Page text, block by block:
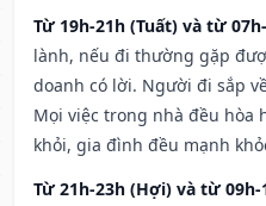
Từ 19h-21h (Tuất) và từ
lành, nếu đi thường gặp
doanh có lời. Người đi sắp
Mọi việc trong nhà đều hòa
khỏi, gia đình đều mạnh
Từ 21h-23h (Hợi) và từ 09h-